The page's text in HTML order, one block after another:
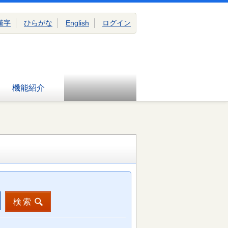
機能紹介
字 ひらがな English ログイン
検索